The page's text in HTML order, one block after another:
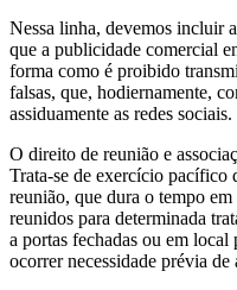
Nessa linha, devemos incluir
que a publicidade comercial
forma como é proibido
falsas, que, hodiernamente,
assiduamente as redes sociais.
O direito de reunião e
Trata-se de exercício pacífico
reunião, que dura o tempo
reunidos para determinada
a portas fechadas ou em
ocorrer necessidade prévia